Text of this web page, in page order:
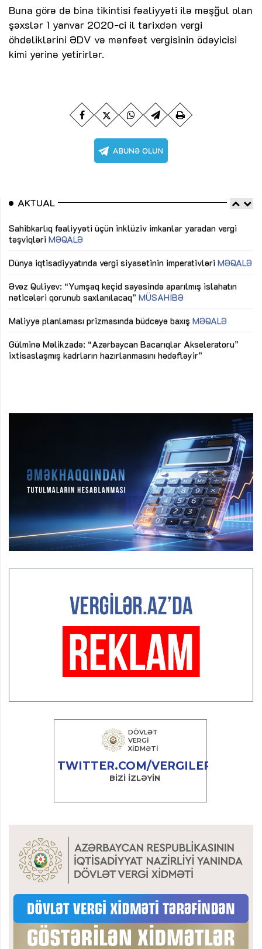
Buna görə də bina tikintisi fəaliyyəti ilə məşğul olan
şəxslər 1 yanvar 2020-ci il tarixdən vergi
öhdəliklərini ƏDV və mənfəət vergisinin ödəyicisi
kimi yerinə yetirirlər.
AKTUAL
Sahibkarlıq fəaliyyəti üçün inklüziv imkanlar yaradan vergi
təşviqləriMƏQALƏ
Dünya iqtisadiyyatında vergi siyasətinin imperativləri MƏQALƏ
Əvəz Quliyev: “Yumşaq keçid sayəsində aparılmış islahatın
nəticələri qorunub saxlanılacaq”MÜSAHİBƏ
Maliyyə planlaması prizmasında büdcəyə baxış MƏQALƏ
Gülminə Məlikzadə: “Azərbaycan Bacarıqlar Akseleratoru”
ixtisaslaşmış kadrların hazırlanmasını hədəfləyir”